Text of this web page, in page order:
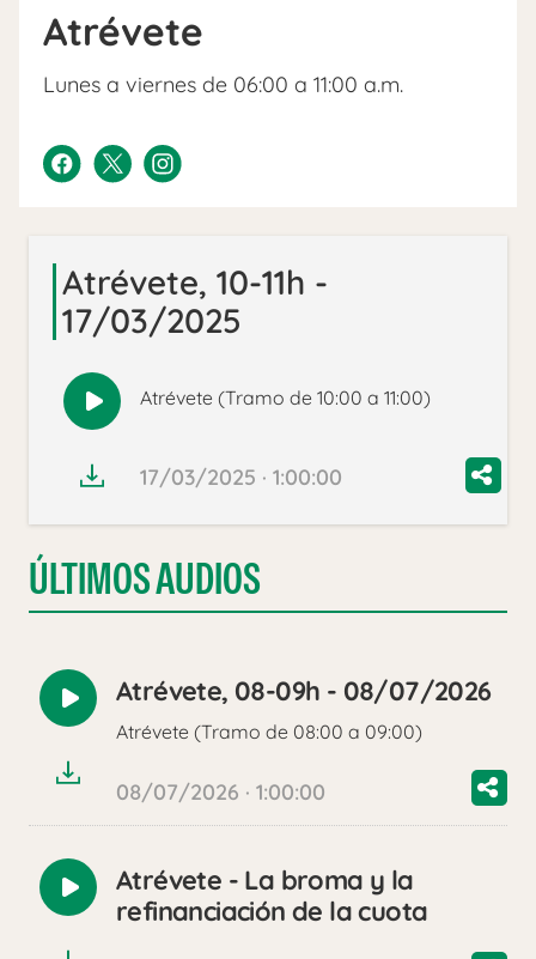
Atrévete
Lunes a viernes de 06:00 a 11:00 a.m.
Atrévete, 10-11h -
17/03/2025
Reproducir
audio
Atrévete (Tramo de 10:00 a 11:00)
17/03/2025 · 1:00:00
ÚLTIMOS AUDIOS
Reproducir
audio
Atrévete, 08-09h - 08/07/2026
Atrévete (Tramo de 08:00 a 09:00)
08/07/2026 · 1:00:00
Reproducir
audio
Atrévete - La broma y la
refinanciación de la cuota